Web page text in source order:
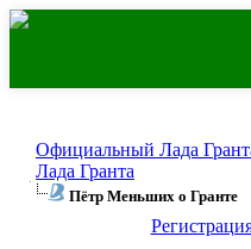
Официальный Лада
Лада Гранта
Пётр Меньших о Гранте